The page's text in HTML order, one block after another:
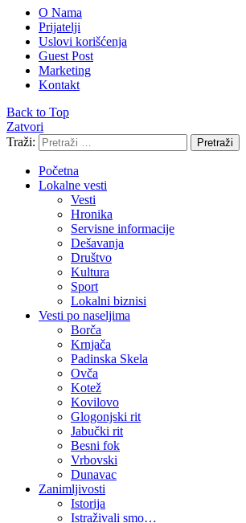
O Nama
Prijatelji
Uslovi korišćenja
Guest Post
Marketing
Kontakt
Back to Top
Zatvori
Traži:
Pretraži
Početna
Lokalne vesti
Vesti
Hronika
Servisne informacije
Dešavanja
Društvo
Kultura
Sport
Lokalni biznisi
Vesti po naseljima
Borča
Krnjača
Padinska Skela
Ovča
Kotež
Kovilovo
Glogonjski rit
Jabučki rit
Besni fok
Vrbovski
Dunavac
Zanimljivosti
Istorija
Istraživali smo…